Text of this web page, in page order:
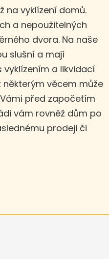
na vyklízení domů.
a nepoužitelných
dvora. Na naše
slušní a mají
a likvidací
některým věcem může
před započetím
vám rovněž dům po
prodeji či